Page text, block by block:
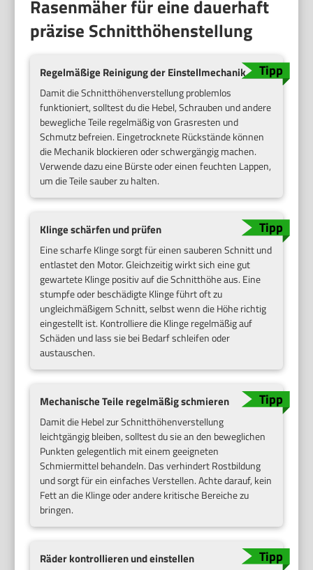
Rasenmäher für eine dauerhaft
präzise Schnitthöhenstellung
Regelmäßige Reinigung der Einstellmechanik
Damit die Schnitthöhenverstellung problemlos
funktioniert, solltest du die Hebel, Schrauben und andere
bewegliche Teile regelmäßig von Grasresten und
Schmutz befreien. Eingetrocknete Rückstände können
die Mechanik blockieren oder schwergängig machen.
Verwende dazu eine Bürste oder einen feuchten Lappen,
um die Teile sauber zu halten.
Klinge schärfen und prüfen
Eine scharfe Klinge sorgt für einen sauberen Schnitt und
entlastet den Motor. Gleichzeitig wirkt sich eine gut
gewartete Klinge positiv auf die Schnitthöhe aus. Eine
stumpfe oder beschädigte Klinge führt oft zu
ungleichmäßigem Schnitt, selbst wenn die Höhe richtig
eingestellt ist. Kontrolliere die Klinge regelmäßig auf
Schäden und lass sie bei Bedarf schleifen oder
austauschen.
Mechanische Teile regelmäßig schmieren
Damit die Hebel zur Schnitthöhenverstellung
leichtgängig bleiben, solltest du sie an den beweglichen
Punkten gelegentlich mit einem geeigneten
Schmiermittel behandeln. Das verhindert Rostbildung
und sorgt für ein einfaches Verstellen. Achte darauf, kein
Fett an die Klinge oder andere kritische Bereiche zu
bringen.
Räder kontrollieren und einstellen